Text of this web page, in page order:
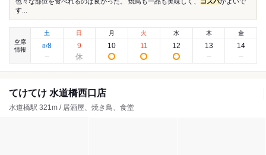
す...
空席
情報
土
8/8
日
9
月
10
火
11
水
12
木
13
金
14
てけてけ 水道橋西口店
水道橋駅 321m / 居酒屋、焼き鳥、食堂